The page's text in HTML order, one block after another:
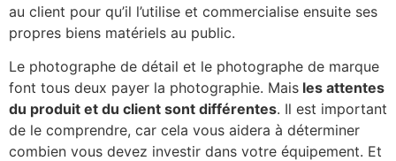
au client pour qu’il l’utilise et commercialise ensuite ses
propres biens matériels au public.
Le photographe de détail et le photographe de marque
font tous deux payer la photographie. Mais les attentes
du produit et du client sont différentes. Il est important
de le comprendre, car cela vous aidera à déterminer
combien vous devez investir dans votre équipement. Et